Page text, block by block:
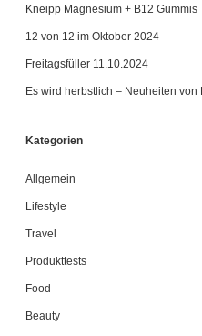
Kneipp Magnesium + B12 Gummis
12 von 12 im Oktober 2024
Freitagsfüller 11.10.2024
Es wird herbstlich – Neuheiten von
Kategorien
Allgemein
Lifestyle
Travel
Produkttests
Food
Beauty